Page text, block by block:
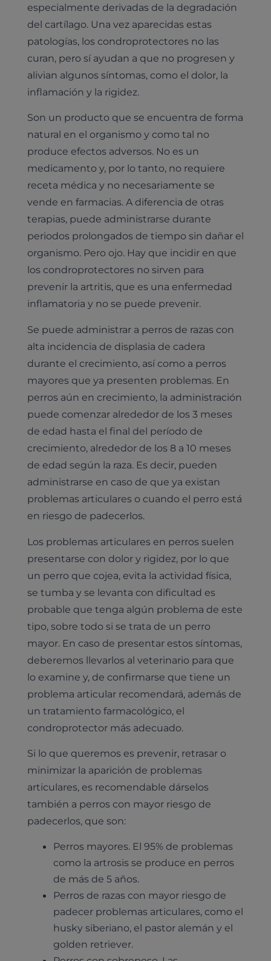
Pruebas diagnósticas
Diagnóstico veterinario por imagen
Ecografía
Pruebas cropológicas
Pruebas histológicas – microscopio
Identificación con microchip y pasaporte
Esterilización
Vacunación
Hospitalización
Leishmaniasis
Medicina general
Dermatología
Odontología
Traumatología
Nutrición
Urología y nefrología
Cardiología
Planes de salud para perros
Planes de salud para gatos
¿Quiénes somos?
Comité de expertos veterinarios
Trabaja en Clinicanimal
especialmente derivadas de la degradación
del cartílago. Una vez aparecidas estas
patologías, los condroprotectores no las
curan, pero sí ayudan a que no progresen y
alivian algunos síntomas, como el dolor, la
inflamación y la rigidez.
Son un producto que se encuentra de forma
natural en el organismo y como tal no
produce efectos adversos. No es un
medicamento y, por lo tanto, no requiere
receta médica y no necesariamente se
vende en farmacias. A diferencia de otras
terapias, puede administrarse durante
periodos prolongados de tiempo sin dañar el
organismo. Pero ojo. Hay que incidir en que
los condroprotectores no sirven para
prevenir la artritis, que es una enfermedad
inflamatoria y no se puede prevenir.
Se puede administrar a perros de razas con
alta incidencia de displasia de cadera
durante el crecimiento, así como a perros
mayores que ya presenten problemas. En
perros aún en crecimiento, la administración
puede comenzar alrededor de los 3 meses
de edad hasta el final del período de
crecimiento, alrededor de los 8 a 10 meses
de edad según la raza. Es decir, pueden
administrarse en caso de que ya existan
problemas articulares o cuando el perro está
en riesgo de padecerlos.
Los problemas articulares en perros suelen
presentarse con dolor y rigidez, por lo que
un perro que cojea, evita la actividad física,
se tumba y se levanta con dificultad es
probable que tenga algún problema de este
tipo, sobre todo si se trata de un perro
mayor. En caso de presentar estos síntomas,
deberemos llevarlos al veterinario para que
lo examine y, de confirmarse que tiene un
problema articular recomendará, además de
un tratamiento farmacológico, el
condroprotector más adecuado.
Si lo que queremos es prevenir, retrasar o
minimizar la aparición de problemas
articulares, es recomendable dárselos
también a perros con mayor riesgo de
padecerlos, que son:
Perros mayores. El 95% de problemas
como la artrosis se produce en perros
de más de 5 años.
Perros de razas con mayor riesgo de
padecer problemas articulares, como el
husky siberiano, el pastor alemán y el
golden retriever.